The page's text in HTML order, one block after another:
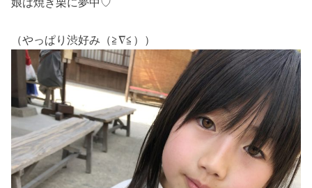
（やっぱり渋好み（≧∇≦））